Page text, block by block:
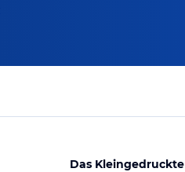
Das Kleingedruckte